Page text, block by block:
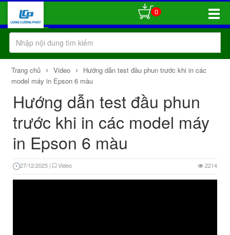
Toggle
0
Trang chủ › Video ›
Hướng dẫn test đầu phun trước khi in các
model máy in Epson 6 màu
Hướng dẫn test đầu phun
trước khi in các model máy
in Epson 6 màu
27/12/2025 | Video 2214